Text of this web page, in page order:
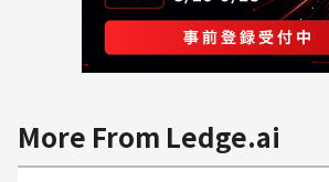
More From Ledge.ai